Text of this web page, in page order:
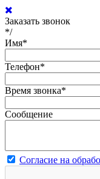
Заказать звонок
*/
Имя*
Телефон*
Время звонка*
Сообщение
Согласие на